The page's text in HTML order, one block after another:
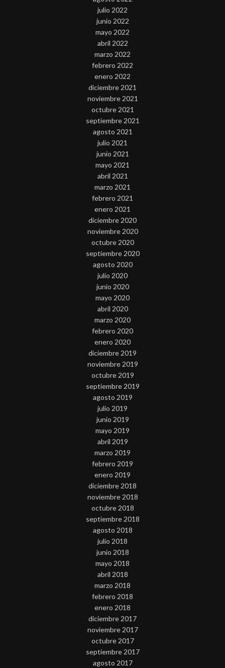
julio 2022
junio 2022
mayo 2022
abril 2022
marzo 2022
febrero 2022
enero 2022
diciembre 2021
noviembre 2021
octubre 2021
septiembre 2021
agosto 2021
julio 2021
junio 2021
mayo 2021
abril 2021
marzo 2021
febrero 2021
enero 2021
diciembre 2020
noviembre 2020
octubre 2020
septiembre 2020
agosto 2020
julio 2020
junio 2020
mayo 2020
abril 2020
marzo 2020
febrero 2020
enero 2020
diciembre 2019
noviembre 2019
octubre 2019
septiembre 2019
agosto 2019
julio 2019
junio 2019
mayo 2019
abril 2019
marzo 2019
febrero 2019
enero 2019
diciembre 2018
noviembre 2018
octubre 2018
septiembre 2018
agosto 2018
julio 2018
junio 2018
mayo 2018
abril 2018
marzo 2018
febrero 2018
enero 2018
diciembre 2017
noviembre 2017
octubre 2017
septiembre 2017
agosto 2017